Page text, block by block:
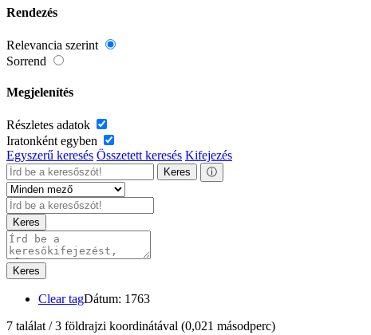
Rendezés
Relevancia szerint
Sorrend
Megjelenítés
Részletes adatok
Iratonként egyben
Egyszerű keresés Összetett keresés Kifejezés
Keres ⓘ
Keres
Keres
Clear tagDátum: 1763
7 találat / 3 földrajzi koordinátával (0,021 másodperc)